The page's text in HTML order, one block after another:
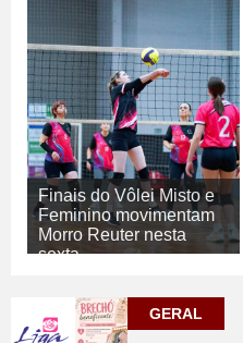
Finais do Vôlei Misto e
Feminino movimentam
Morro Reuter nesta
sexta
ESPORTE
GERAL